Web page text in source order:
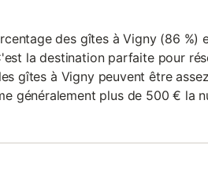
des gîtes à Vigny (86 %)
la destination parfaite pour
gîtes à Vigny peuvent être
généralement plus de 500 € la